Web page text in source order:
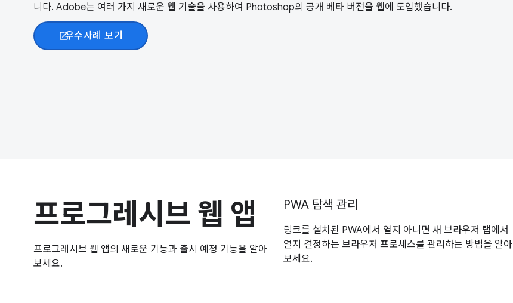
니다. Adobe는 여러 가지 새로운 웹 기술을 사용하여 Photoshop의 공개 베타 버전을 웹에 도입했습니다.
open_in_new
우수사례 보기
프로그레시브 웹 앱
프로그레시브 웹 앱의 새로운 기능과 출시 예정 기능을 알아
보세요.
PWA 탐색 관리
링크를 설치된 PWA에서 열지 아니면 새 브라우저 탭에서
열지 결정하는 브라우저 프로세스를 관리하는 방법을 알아
보세요.